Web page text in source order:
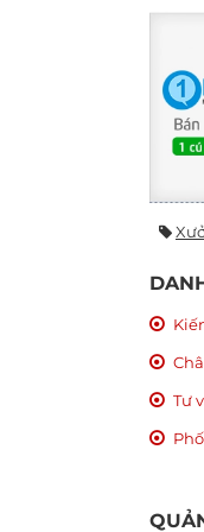
Tư